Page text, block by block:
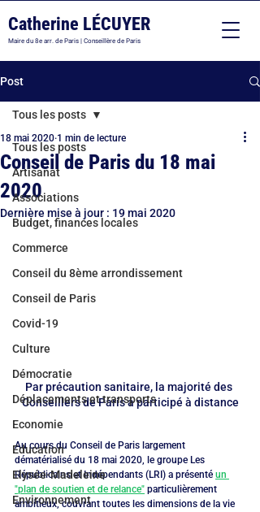
Catherine LÉCUYER
Maire du 8e arr. de Paris | Conseillère de Paris
Post
Tous les posts
Artisanat
Associations
Budget, finances locales
Commerce
Conseil du 8ème arrondissement
Conseil de Paris
Covid-19
Culture
Démocratie
Déplacements et transports
Economie
Education
Elysée-Madeleine
Environnement
Tous les posts
Conseil de Paris du 18 mai
2020
18 mai 2020 1 min de lecture
Dernière mise à jour : 19 mai 2020
Par précaution sanitaire, la majorité des
Conseillers de Paris a participé à distance
Au cours du Conseil de Paris largement
dématérialisé du 18 mai 2020, le groupe Les
Républicains et Indépendants (LRI) a présenté un
"plan de soutien et de relance" particulièrement
ambitieux, couvrant toutes les dimensions de la vie